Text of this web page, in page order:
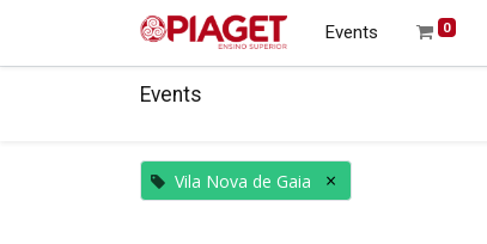
Events 0
Events
Vila Nova de Gaia ×